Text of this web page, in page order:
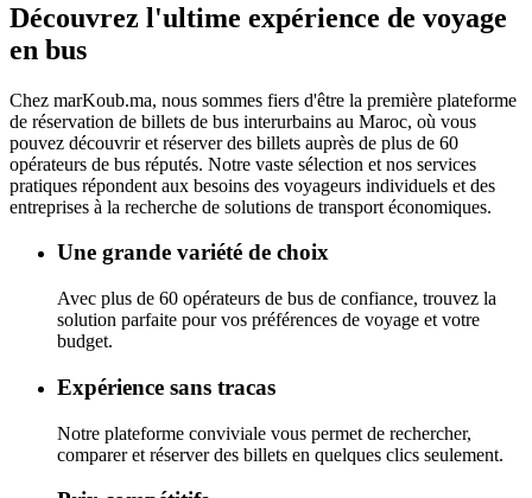
Découvrez l'ultime expérience de voyage
en bus
Chez marKoub.ma, nous sommes fiers d'être la première plateforme
de réservation de billets de bus interurbains au Maroc, où vous
pouvez découvrir et réserver des billets auprès de plus de 60
opérateurs de bus réputés. Notre vaste sélection et nos services
pratiques répondent aux besoins des voyageurs individuels et des
entreprises à la recherche de solutions de transport économiques.
Une grande variété de choix
Avec plus de 60 opérateurs de bus de confiance, trouvez la
solution parfaite pour vos préférences de voyage et votre
budget.
Expérience sans tracas
Notre plateforme conviviale vous permet de rechercher,
comparer et réserver des billets en quelques clics seulement.